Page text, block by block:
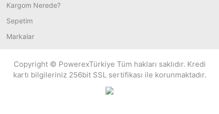
Kargom Nerede?
Sepetim
Markalar
Copyright © PowerexTürkiye Tüm hakları saklıdır. Kredi
kartı bilgileriniz 256bit SSL sertifikası ile korunmaktadır.